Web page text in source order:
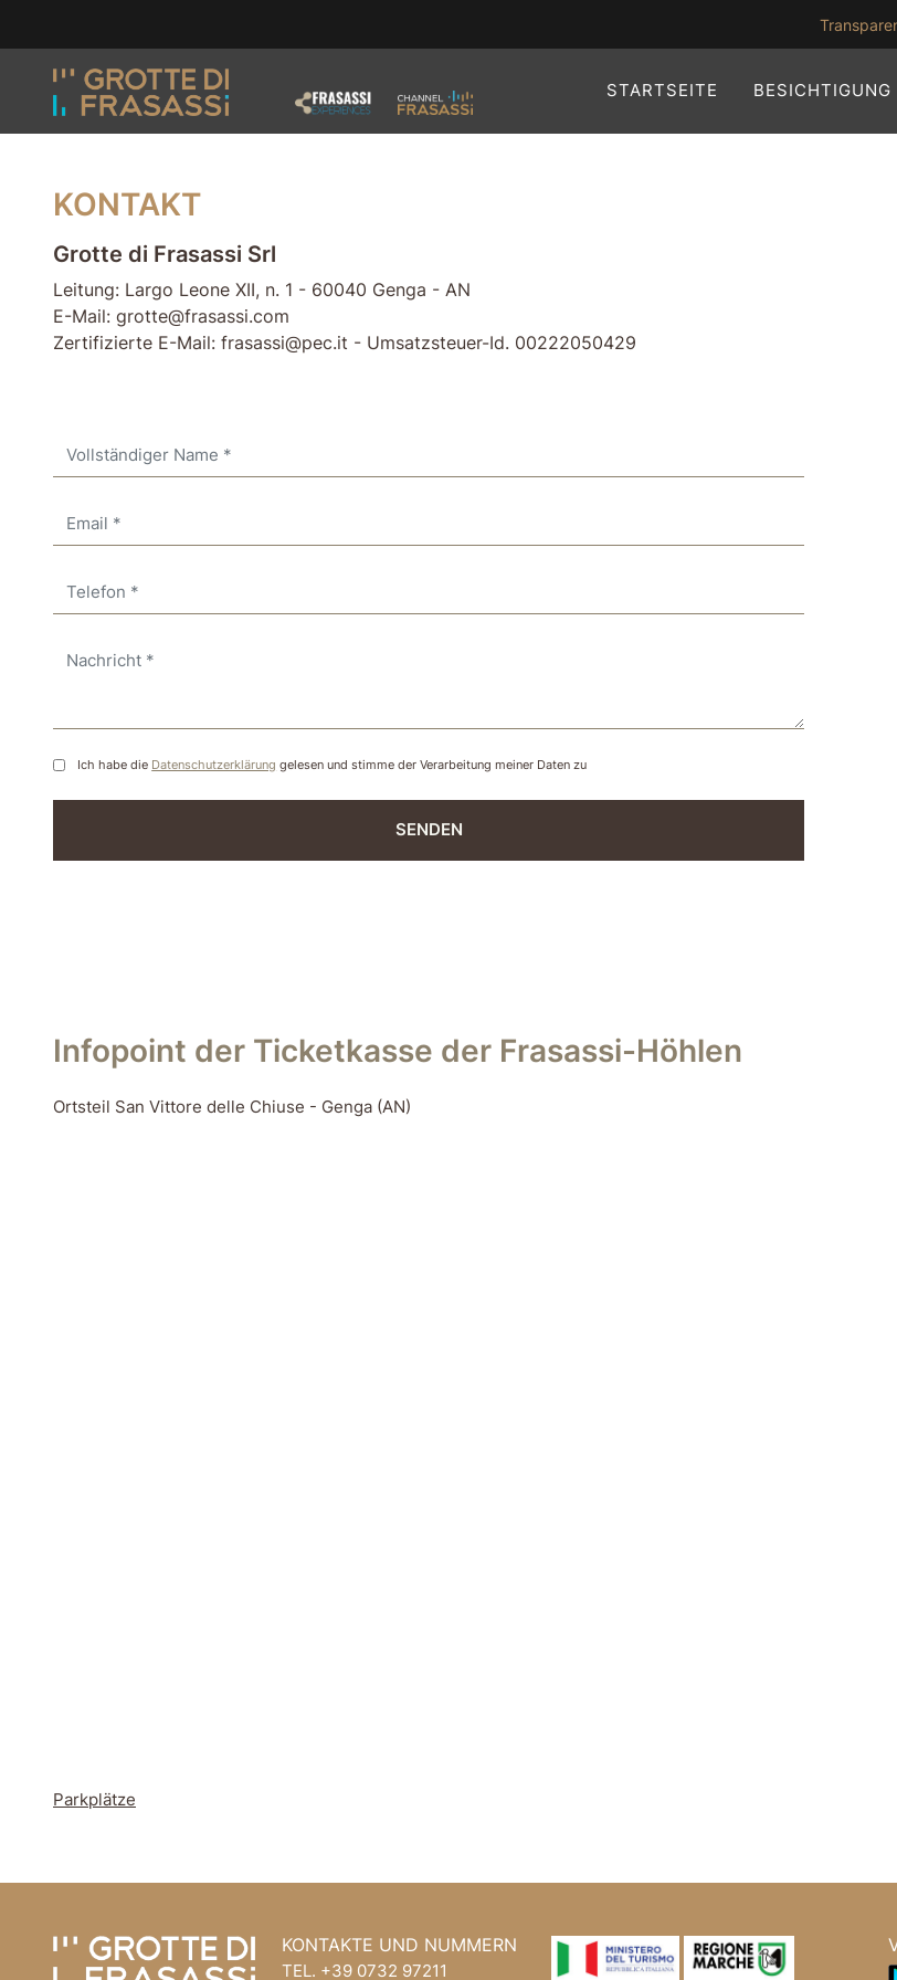
STARTSEITE BESICHTIGUNG
KONTAKT
Grotte di Frasassi Srl
Leitung: Largo Leone XII, n. 1 - 60040 Genga - AN
E-Mail: grotte@frasassi.com
Zertifizierte E-Mail: frasassi@pec.it - Umsatzsteuer-Id. 00222050429
Ich habe die Datenschutzerklärung gelesen und stimme der Verarbeitung meiner Daten zu
SENDEN
Infopoint der Ticketkasse der Frasassi-Höhlen
Ortsteil San Vittore delle Chiuse - Genga (AN)
Parkplätze
KONTAKTE UND NUMMERN
TEL. +39 0732 97211